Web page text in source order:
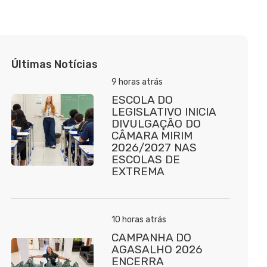
Últimas Notícias
9 horas atrás
ESCOLA DO
LEGISLATIVO INICIA
DIVULGAÇÃO DO
CÂMARA MIRIM
2026/2027 NAS
ESCOLAS DE
EXTREMA
10 horas atrás
CAMPANHA DO
AGASALHO 2026
ENCERRA